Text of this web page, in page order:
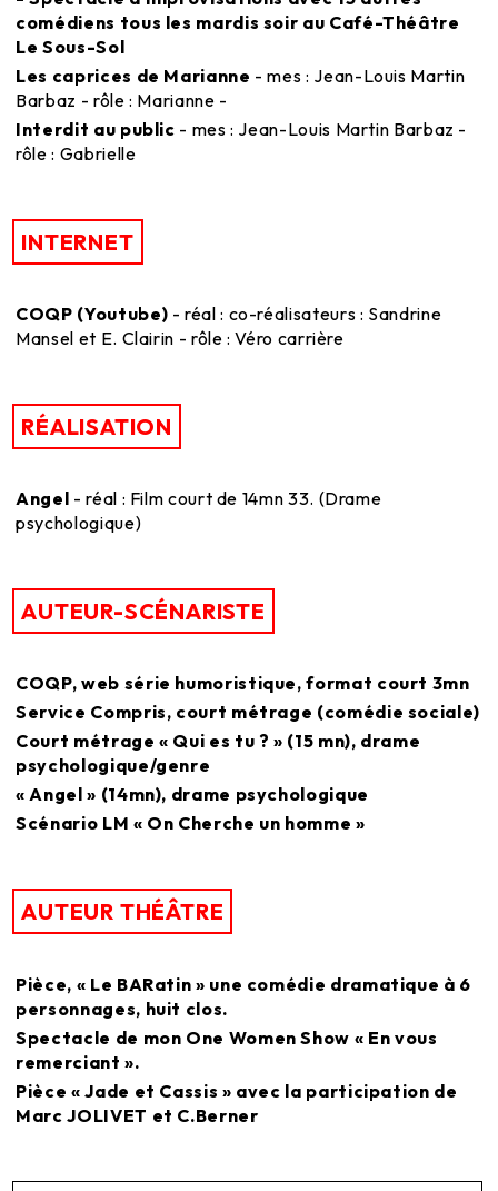
comédiens tous les mardis soir au Café-Théâtre
Le Sous-Sol
Les caprices de Marianne - mes : Jean-Louis Martin
Barbaz - rôle : Marianne -
Interdit au public - mes : Jean-Louis Martin Barbaz -
rôle : Gabrielle
INTERNET
COQP (Youtube) - réal : co-réalisateurs : Sandrine
Mansel et E. Clairin - rôle : Véro carrière
RÉALISATION
Angel - réal : Film court de 14mn 33. (Drame
psychologique)
AUTEUR-SCÉNARISTE
COQP, web série humoristique, format court 3mn
Service Compris, court métrage (comédie sociale)
Court métrage « Qui es tu ? » (15 mn), drame
psychologique/genre
« Angel » (14mn), drame psychologique
Scénario LM « On Cherche un homme »
AUTEUR THÉÂTRE
Pièce, « Le BARatin » une comédie dramatique à 6
personnages, huit clos.
Spectacle de mon One Women Show « En vous
remerciant ».
Pièce « Jade et Cassis » avec la participation de
Marc JOLIVET et C.Berner